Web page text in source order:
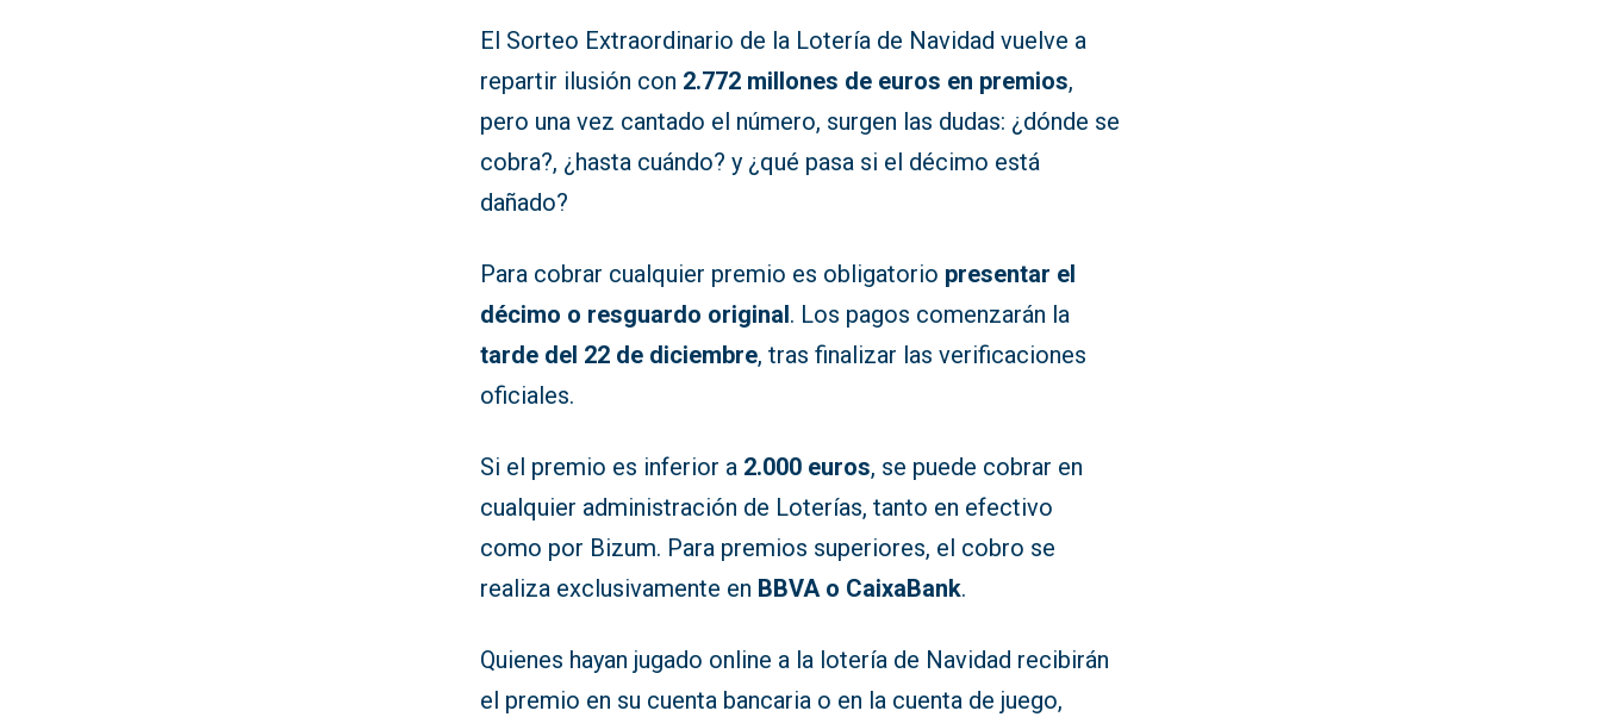
El Sorteo Extraordinario de la Lotería de Navidad vuelve a
repartir ilusión con 2.772 millones de euros en premios,
pero una vez cantado el número, surgen las dudas: ¿dónde se
cobra?, ¿hasta cuándo? y ¿qué pasa si el décimo está
dañado?
Para cobrar cualquier premio es obligatorio presentar el
décimo o resguardo original. Los pagos comenzarán la
tarde del 22 de diciembre, tras finalizar las verificaciones
oficiales.
Si el premio es inferior a 2.000 euros, se puede cobrar en
cualquier administración de Loterías, tanto en efectivo
como por Bizum. Para premios superiores, el cobro se
realiza exclusivamente en BBVA o CaixaBank.
Quienes hayan jugado online a la lotería de Navidad recibirán
el premio en su cuenta bancaria o en la cuenta de juego,